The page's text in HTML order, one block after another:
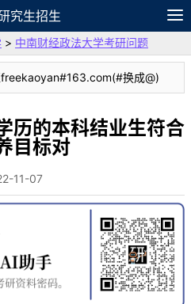
究生招生
APP 笔记
论坛
> 中南财经政法大学考研问题
换成@)
历的本科结业生符合
目标对
11-07